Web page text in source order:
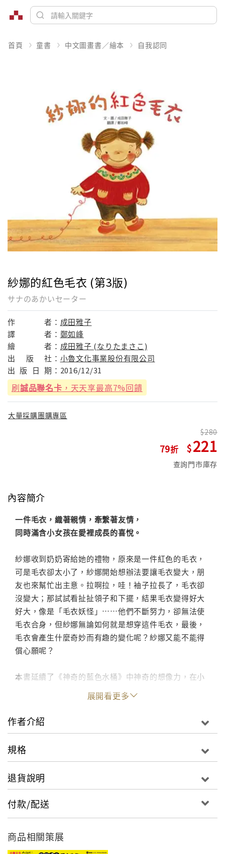
首頁 童書 中文圖畫書／繪本 自我認同
紗娜的紅色毛衣 (第3版)
サナのあかいセーター
作 者： 成田雅子
譯
者： 鄭如峰
繪
者： 成田雅子 (なりたまさこ)
出
版 社： 小魯文化事業股份有限公司
出 版 日 期： 2016/12/31
刷誠品聯名卡 ，天天享最高7%回饋
大量採購團購專區
79
280
221
查詢門市庫存
內容簡介
一件毛衣，織著親情，牽繫著友情，
同時滿含小女孩在愛裡成長的喜悅。
紗娜收到奶奶寄給她的禮物，原來是一件紅色的毛衣，
可是毛衣卻太小了，紗娜開始想辦法要讓毛衣變大，朋
友也來幫忙出主意。拉啊拉，哇！袖子拉長了，毛衣卻
沒變大；那試試看扯扯領子和下擺，結果毛衣變得好大
好大，像是「毛衣妖怪」⋯⋯他們不斷努力，卻無法使
毛衣合身，但紗娜無論如何就是想穿這件毛衣，最後，
毛衣會產生什麼奇妙而有趣的變化呢？紗娜又能不能得
償心願呢？
本書延續了《神奇的藍色水桶》中神奇的想像力，在小
女孩紗娜想辦法將毛衣變大的過程中，出現了一個個奇
妙又逗趣的想像！而老奶奶一針一線為紗娜所織成的毛
衣，則是濃濃祖孫之情的象徵。本書亦傳達了紗娜在關
愛中成長的喜悅！
展開看更多
作者介紹
規格
退貨說明
付款/配送
商品相關策展